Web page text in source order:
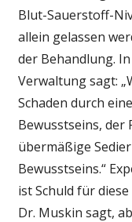
Blut-Sauerstoff-
allein gelassen
der Behandlung.
Verwaltung sagt:
Schaden durch
Bewusstseins, der
übermäßige
Bewusstseins.“
ist Schuld für
Dr. Muskin sagt,